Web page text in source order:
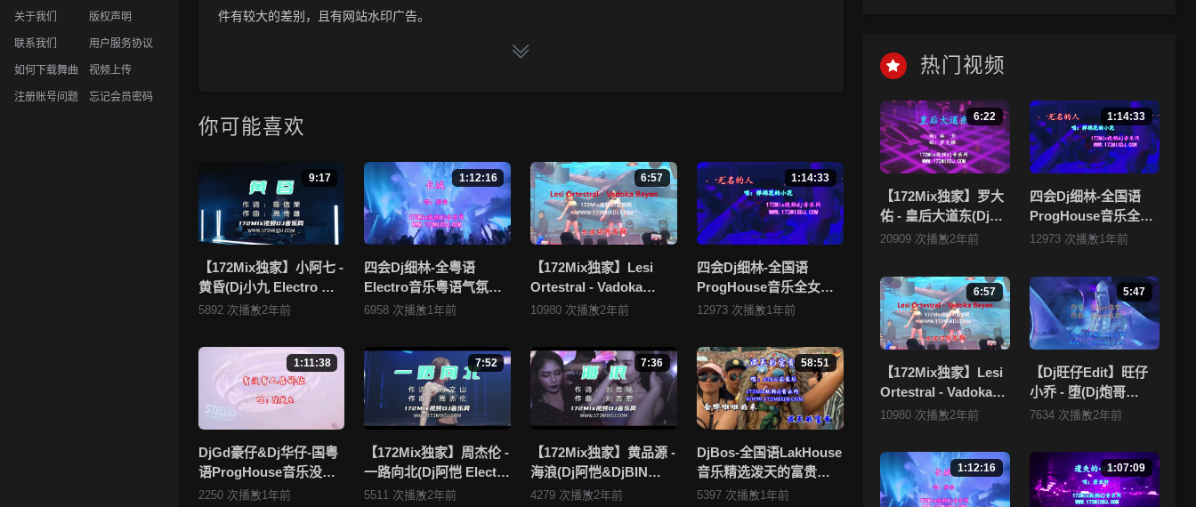
关于我们 版权声明
联系我们 用户服务协议
如何下载舞曲 视频上传
注册账号问题 忘记会员密码
件有较大的差别，且有网站水印广告。
2.下载的文件全部是原始高清的视频文件，绝无压缩，分辨率为720P以上，音频比特率为 128Kbps或以上，清
来分享！
4.如果您发现 《【172Mix独家】郭有才 - 诺言(Dj金诚 LakHouse Mix国语男)》视频存在分类错误，清晰度不
够或无法播放的问题，请点击这里进行 我要纠错， 谢谢！
5.172Mix舞曲视频网禁止发布违规违法的信息，若您发现有相关违规违法内容，请点击这里进行 举报投诉 ，
一旦核实，平台将严肃处理！！
6.本站音视频文件部分由用户上传发布，其版权归原作者所有。因平台无法一一准确审核资源的真实合法拥有
者，如有侵犯您的版权，请点击查看 《172Mix舞曲视频网的侵权处理流程》 或是点击这里进行 举报投诉，本
站将于两个工作日内核实后移除相关内容。
你可能喜欢
9:17
【172Mix独家】小阿七 -
黄昏(Dj小九 Electro Mix
国语女)v2
5892 次播放2年前
1:12:16
四会Dj细林-全粤语
Electro音乐粤语气氛百
听不腻Party.K必备专辑
6958 次播放1年前
6:57
【172Mix独家】Lesi
Ortestral - Vadoka
Bayan(Dj小锦 Electro
10980 次播放2年前
1:14:33
四会Dj细林-全国语
ProgHouse音乐全女声
抖音流行热播Vol.1专辑
12973 次播放1年前
1:11:38
DjGd豪仔&Dj华仔-国粤
语ProgHouse音乐没有
人告诉你老歌系列无心
2250 次播放1年前
7:52
【172Mix独家】周杰伦 -
一路向北(Dj阿恺 Electro
Mix国语男)
5511 次播放2年前
7:36
【172Mix独家】黄品源 -
海浪(Dj阿恺&DjBIN
Electro Mix国语男)
4279 次播放2年前
58:51
DjBos-全国语LakHouse
音乐精选泼天的富贵流
行专辑172Mix串烧
5397 次播放1年前
热门视频
6:22
【172Mix独家】罗大
佑 - 皇后大道东(Dj刚
仔 Electro Mix粤语
20909 次播放2年前
1:14:33
四会Dj细林-全国语
ProgHouse音乐全女
声抖音流行热播Vol.1
12973 次播放1年前
6:57
【172Mix独家】Lesi
Ortestral - Vadoka
Bayan(Dj小锦
10980 次播放2年前
5:47
【Dj旺仔Edit】旺仔
小乔 - 堕(Dj炮哥
ProgHouse Mix国语
7634 次播放2年前
1:12:16 1:07:09